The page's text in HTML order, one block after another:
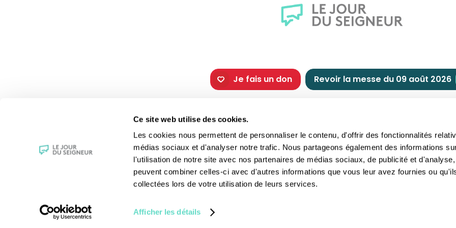
Ce site web utilise des cookies.
Les cookies nous permettent de personnaliser le contenu, d'offrir des fonctionnalités
médias sociaux et d'analyser notre trafic. Nous partageons également des informations
l'utilisation de notre site avec nos partenaires de médias sociaux, de publicité et
peuvent combiner celles-ci avec d'autres informations que vous leur avez fournies ou
collectées lors de votre utilisation de leurs services.
Afficher les détails
Je fais un don Revoir la messe du 09 août 2026
La messe
Magazine Le Jour du Seigneur
Générations Laudato Si’
Agenda Culturel
Les fêtes chrétiennes
Les saints du jour
La Bible
Les sacrements
Le patrimoine religieux
Les recettes et traditions
Comment nous
Faire un don
Réduction d’impôt
Philanthropie